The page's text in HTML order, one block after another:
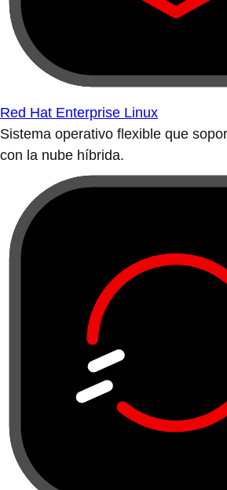
Red Hat Enterprise Linux
Sistema operativo flexible que
con la nube híbrida.